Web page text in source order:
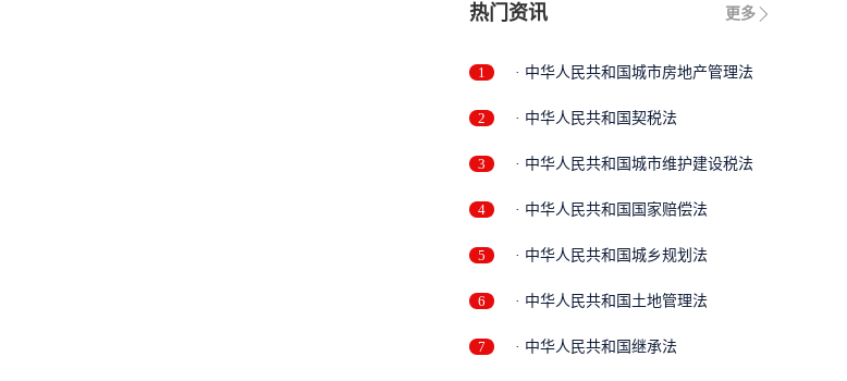
更多
热门资讯
1 · 中华人民共和国城市房地产管理法
2 · 中华人民共和国契税法
3 · 中华人民共和国城市维护建设税法
4 · 中华人民共和国国家赔偿法
5 · 中华人民共和国城乡规划法
6 · 中华人民共和国土地管理法
7 · 中华人民共和国继承法